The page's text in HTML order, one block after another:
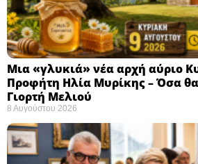
Μια «γλυκιά» νέα αρχή αύριο
Προφήτη Ηλία Μυρίκης – Όσα
Γιορτή Μελιού
8 Αυγούστου 2026